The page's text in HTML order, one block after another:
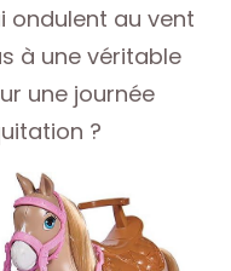
ondulent au vent
à une véritable
une journée
?